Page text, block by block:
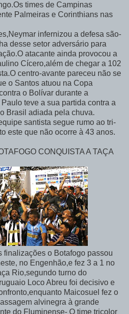
times de Campinas
Palmeiras e Corinthians nas
infernizou a defesa são-
desse setor adversário para
atacante ainda provocou a
Cícero,além de chegar a 102
centro-avante pareceu não se
o Santos atuou na Copa
o Bolívar durante a
teve a sua partida contra a
Brasil adiada pela chuva.
santista segue rumo ao tri-
este que não ocorre à 43 anos.
A TAÇA
finalizações o Botafogo passou
no Engenhão,e fez 3 a 1 no
Rio,segundo turno do
Loco Abreu foi decisivo e
Maicosuel fez o
alvinegra à grande
do Fluminense- O time tricolor